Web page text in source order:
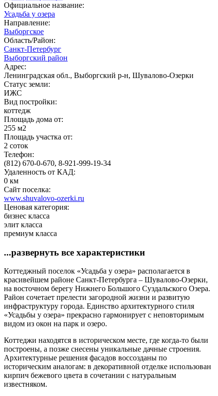
Официальное название:
Усадьба у озера
Направление:
Выборгское
Область/Район:
Санкт-Петербург
Выборгский район
Адрес:
Ленинградская обл., Выборгский р-н, Шувалово-Озерки
Статус земли:
ИЖС
Вид постройки:
коттедж
Площадь дома от:
255 м2
Площадь участка от:
2 соток
Телефон:
(812) 670-0-670, 8-921-999-19-34
Удаленность от КАД:
0 км
Сайт поселка:
www.shuvalovo-ozerki.ru
Ценовая категория:
бизнес класса
элит класса
премиум класса
...развернуть все характеристики
Коттеджный поселок «Усадьба у озера» располагается в
красивейшем районе Санкт-Петербурга – Шувалово-Озерки,
на восточном берегу Нижнего Большого Суздальского Озера.
Район сочетает прелести загородной жизни и развитую
инфраструктуру города. Единство архитектурного стиля
«Усадьбы у озера» прекрасно гармонирует с неповторимым
видом из окон на парк и озеро.
Коттеджи находятся в историческом месте, где когда-то были
построены, а позже снесены уникальные дачные строения.
Архитектурные решения фасадов воссозданы по
историческим аналогам: в декоративной отделке использован
кирпич бежевого цвета в сочетании с натуральным
известняком.